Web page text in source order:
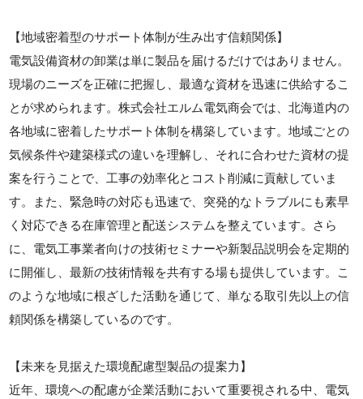
【地域密着型のサポート体制が生み出す信頼関係】
電気設備資材の卸業は単に製品を届けるだけではありません。
現場のニーズを正確に把握し、最適な資材を迅速に供給するこ
とが求められます。株式会社エルム電気商会では、北海道内の
各地域に密着したサポート体制を構築しています。地域ごとの
気候条件や建築様式の違いを理解し、それに合わせた資材の提
案を行うことで、工事の効率化とコスト削減に貢献していま
す。また、緊急時の対応も迅速で、突発的なトラブルにも素早
く対応できる在庫管理と配送システムを整えています。さら
に、電気工事業者向けの技術セミナーや新製品説明会を定期的
に開催し、最新の技術情報を共有する場も提供しています。こ
のような地域に根ざした活動を通じて、単なる取引先以上の信
頼関係を構築しているのです。
【未来を見据えた環境配慮型製品の提案力】
近年、環境への配慮が企業活動において重要視される中、電気